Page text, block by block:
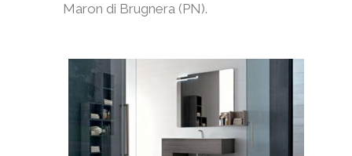
Maron di Brugnera (PN).